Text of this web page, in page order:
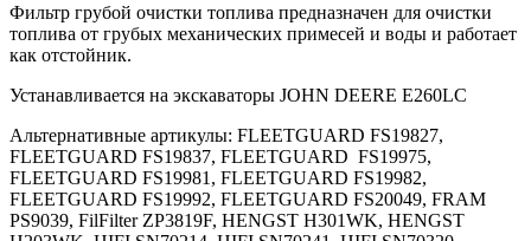
Фильтр грубой очистки топлива предназначен для очистки
топлива от грубых механических примесей и воды и работает
как отстойник.
Устанавливается на экскаваторы JOHN DEERE E260LC
Альтернативные артикулы: FLEETGUARD FS19827,
FLEETGUARD FS19837, FLEETGUARD FS19975,
FLEETGUARD FS19981, FLEETGUARD FS19982,
FLEETGUARD FS19992, FLEETGUARD FS20049, FRAM
PS9039, FilFilter ZP3819F, HENGST H301WK, HENGST